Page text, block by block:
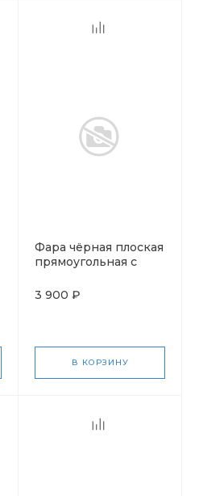
Фара чёрная плоская
прямоугольная с
проводом и
3 900 ₽
В КОРЗИНУ